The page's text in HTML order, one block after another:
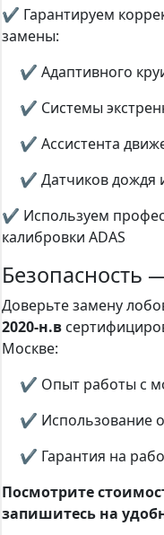
✔ Гарантируем
замены:
✔ Адаптивного
✔ Системы
✔ Ассистента
✔ Датчиков дождя
✔ Используем
калибровки ADAS
Безопасность
Доверьте замену
2020-н.в
Москве:
✔ Опыт работы с
✔ Использование
✔ Гарантия на
Посмотрите
запишитесь на